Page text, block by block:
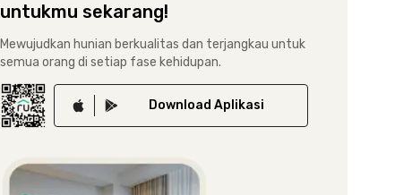
untukmu sekarang!
Mewujudkan hunian berkualitas dan terjangkau untuk
semua orang di setiap fase kehidupan.
Download Aplikasi